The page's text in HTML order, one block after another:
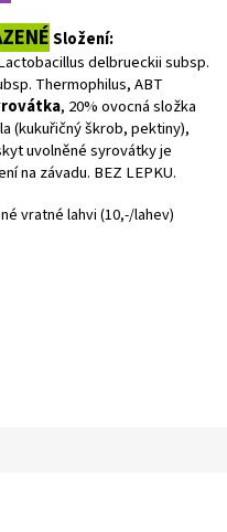
Složení:
delbrueckii subsp.
Thermophilus, ABT
, 20% ovocná složka
(kukuřičný škrob, pektiny),
uvolněné syrovátky je
na závadu. BEZ LEPKU.
vratné lahvi (10,-/lahev)